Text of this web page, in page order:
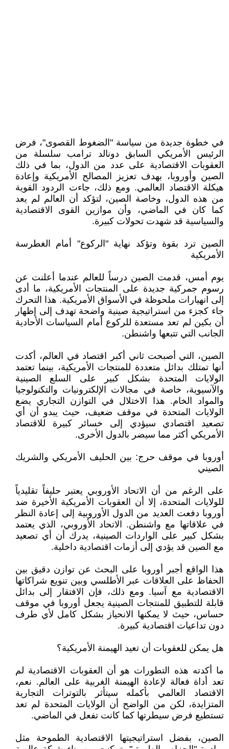
في خطوة جديدة من سياسة "الضغوط القصوى"، فرض
الرئيس الأمريكي السابق دونالد ترامب سلسلة من
العقوبات الاقتصادية على عدد من الدول، بما في ذلك
الصين وأوروبا، بهدف تعزيز المصالح الأمريكية وإعادة
هيكلة الاقتصاد العالمي. ومع ذلك، جاءت الردود القوية
من هذه الدول، وخاصة الصين، لتؤكد أن العالم لم يعد
كما كان في الماضي، وأن موازين القوى الاقتصادية
والسياسية قد شهدت تحولات كبيرة.
الصين ترد بقوة وتؤكد نهاية "الركوع" أمام الغطرسة
الأمريكية
يوم أمس، قدمت الصين درساً للعالم عندما أعلنت عن
رسوم جمركية جديدة على المنتجات الأمريكية، ما أدى
إلى انهيارات ملحوظة في الأسواق الأمريكية. هذا التحرك
جاء كجزء من استراتيجية صينية واضحة تهدف إلى إظهار
أن بكين لم تعد مستعدة للركوع أمام السياسات الأحادية
الجانب التي تتبعها واشنطن.
الصين، التي أصبحت ثاني أكبر اقتصاد في العالم، أكدت
أنها تمتلك بدائل متعددة للمنتجات الأمريكية، بينما تعتمد
الولايات المتحدة بشكل كبير على السلع الصينية
والآسيوية، خاصة في مجالات الإلكترونيات والتكنولوجيا
والمواد الخام. هذا الاختلال في التوازن التجاري يضع
الولايات المتحدة في موقف ضعيف، حيث يبدو أن أي
تصعيد اقتصادي سيؤدي إلى خسائر كبيرة للاقتصاد
الأمريكي أكثر مما سيضر بالدول الأخرى.
أوروبا في موقف حرج: بين الحليف الأمريكي والشريك
الصيني
على الرغم من أن الاتحاد الأوروبي يعتبر حليفاً تقليدياً
للولايات المتحدة، إلا أن العقوبات الأمريكية الأخيرة ضد
أوروبا دفعت العديد من الدول الأوروبية إلى إعادة النظر
في علاقاتها مع واشنطن. الاتحاد الأوروبي، الذي يعتمد
بشكل كبير على الواردات الصينية، يدرك أن أي تصعيد
مع الصين قد يؤدي إلى أزمات اقتصادية داخلية.
هذا الواقع أجبر أوروبا على البحث عن توازن دقيق بين
الحفاظ على العلاقات عبر الأطلسي وبين تنويع شراكاتها
الاقتصادية مع آسيا. ومع ذلك، فإن الافتقار إلى بدائل
قابلة للتطبيق للمنتجات الصينية يجعل أوروبا في موقف
حساس، حيث لا يمكنها الانحياز بشكل كامل لأي طرف
دون تداعيات اقتصادية كبيرة.
هل يمكن للعقوبات أن تعيد الهيمنة الأمريكية؟
ما أكدته هذه التطورات هو أن العقوبات الاقتصادية لم
تعد أداة فعالة لإعادة الهيمنة الغربية على العالم. نعم،
الاقتصاد العالمي بأكمله سيتأثر بالتوترات التجارية
المتزايدة، لكن من الواضح أن الولايات المتحدة لم تعد
تستطيع فرض سيطرتها كما كانت تفعل في الماضي.
الصين، بفضل استراتيجيتها الاقتصادية الطموحة مثل